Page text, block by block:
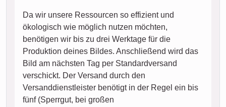
Da wir unsere Ressourcen so effizient und
ökologisch wie möglich nutzen möchten,
benötigen wir bis zu drei Werktage für die
Produktion deines Bildes. Anschließend wird das
Bild am nächsten Tag per Standardversand
verschickt. Der Versand durch den
Versanddienstleister benötigt in der Regel ein bis
fünf (Sperrgut, bei großen